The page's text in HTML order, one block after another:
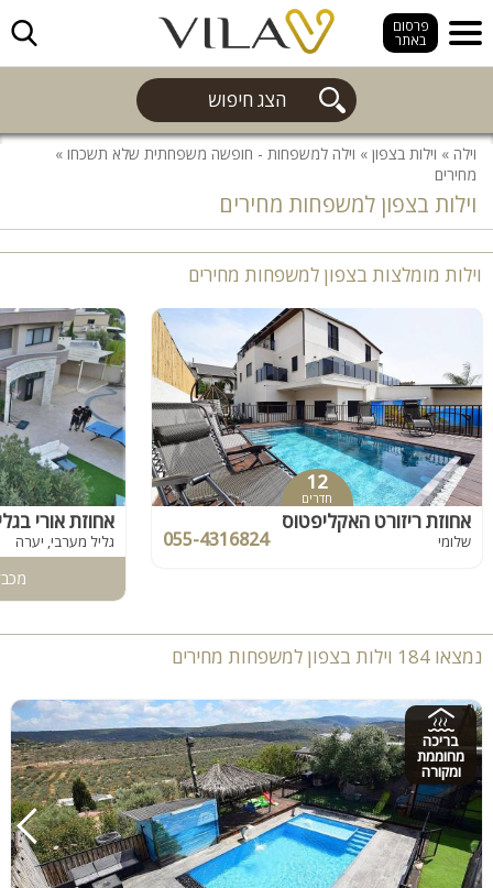
פרסום
באתר
הצג חיפוש
חפש
וילה » וילות בצפון » וילה למשפחות - חופשה משפחתית שלא תשכחו »
מחירים
וילות בצפון למשפחות מחירים
וילות מומלצות בצפון למשפחות מחירים
12
חדרים
אחוזת ריזורט האקליפטוס
שלומי 055-4316824
אחוזת אורי
גליל מערבי, יערה
נמצאו 184 וילות בצפון למשפחות מחירים
בריכה
מחוממת
ומקורה